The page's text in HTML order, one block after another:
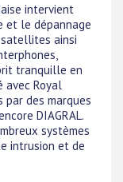
intervient
et le dépannage
ainsi
tranquille en
avec Royal
par des marques
DIAGRAL.
systèmes
intrusion et de